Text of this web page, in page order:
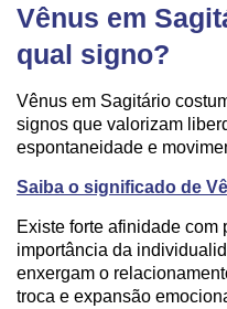
Vênus em
qual signo?
Vênus em Sagitário
signos que valorizam
espontaneidade e
Saiba o significado de
Existe forte afinidade com
importância da
enxergam o
troca e expansão